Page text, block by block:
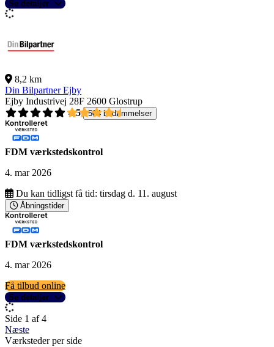
Se detaljer
8,2 km
Din Bilpartner Ejby
Ejby Industrivej 28F 2600 Glostrup
4,5
504 bedømmelser
FDM værkstedskontrol
4. mar 2026
Du kan tidligst få tid: tirsdag d. 11. august
Åbningstider
FDM værkstedskontrol
4. mar 2026
Få tilbud online
Se detaljer
Side 1 af 4
Næste
Værksteder per side